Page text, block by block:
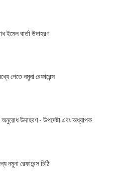
ইমেল বার্তা উদাহরণ
পেতে নমুনা রেফারেন্স
অনুরোধ উদাহরণ - উপদেষ্টা এবং অধ্যাপক
নমুনা রেফারেন্স চিঠি